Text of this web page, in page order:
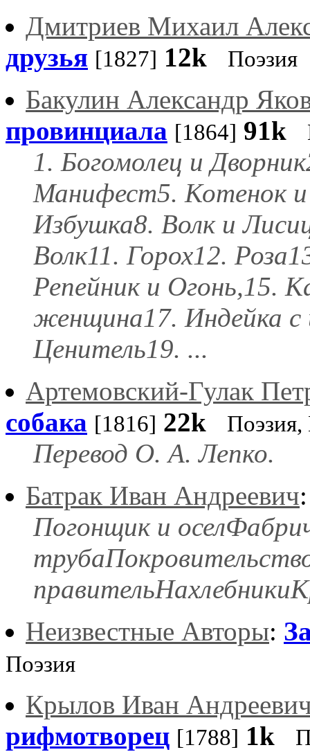
Дмитриев Михаил
друзья [1827] 12k Поэзия
Бакулин Александр
провинциала [1864] 91k
1. Богомолец и
Манифест5. Котенок
Избушка8. Волк и
Волк11. Горох12.
Репейник и Огонь,15.
женщина17. Индейка
Ценитель19. ...
Артемовский-Гулак
собака [1816] 22k
Перевод О. А. Лепко.
Батрак Иван Андреевич
Погонщик и
Неизвестные Авторы:
Поэзия
Крылов Иван
рифмотворец [1788] 1k